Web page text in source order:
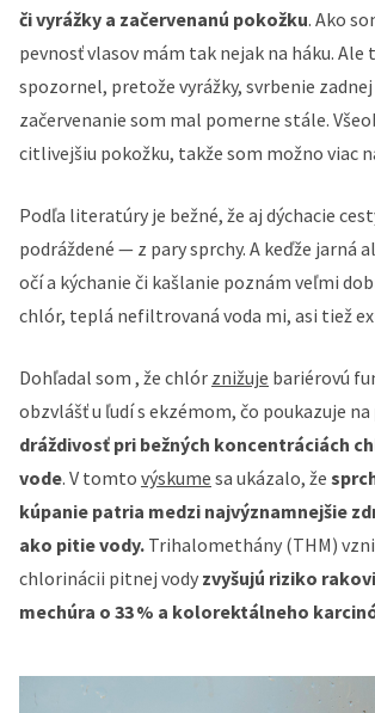
či vyrážky a začervenanú pokožku. Ako
pevnosť vlasov mám tak nejak na háku. Ale
spozornel, pretože vyrážky, svrbenie
začervenanie som mal pomerne stále.
citlivejšiu pokožku, takže som možno viac
Podľa literatúry je bežné, že aj dýchacie
podráždené — z pary sprchy. A keďže jarná
očí a kýchanie či kašlanie poznám veľmi
chlór, teplá nefiltrovaná voda mi, asi tiež
Dohľadal som , že chlór znižuje bariérovú
obzvlášť u ľudí s ekzémom, čo poukazuje na
dráždivosť pri bežných koncentráciách
vode. V tomto výskume sa ukázalo, že
kúpanie patria medzi najvýznamnejšie
ako pitie vody. Trihalomethány (THM)
chlorinácii pitnej vody zvyšujú riziko
mechúra o 33 % a kolorektálneho